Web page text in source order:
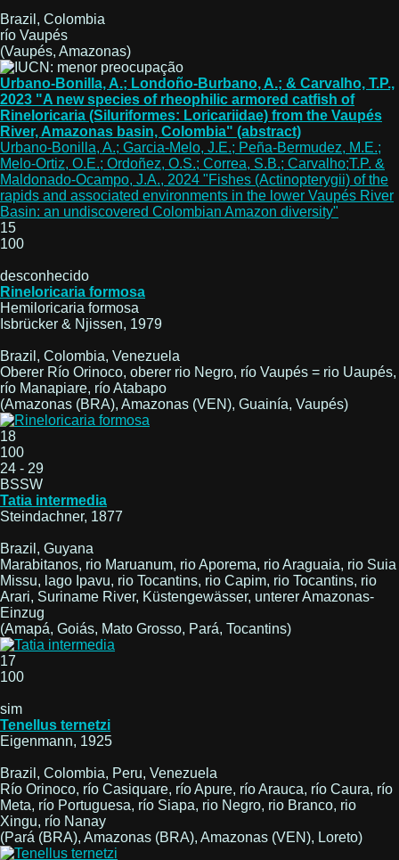
Brazil, Colombia
río Vaupés
(Vaupés, Amazonas)
Urbano-Bonilla, A.; Londoño-Burbano, A.; & Carvalho, T.P.,
2023 "A new species of rheophilic armored catfish of
Rineloricaria (Siluriformes: Loricariidae) from the Vaupés
River, Amazonas basin, Colombia" (abstract)
Urbano-Bonilla, A.; Garcia-Melo, J.E.; Peña-Bermudez, M.E.;
Melo-Ortiz, O.E.; Ordoñez, O.S.; Correa, S.B.; Carvalho;T.P. &
Maldonado-Ocampo, J.A., 2024 "Fishes (Actinopterygii) of the
rapids and associated environments in the lower Vaupés River
Basin: an undiscovered Colombian Amazon diversity"
15
100
desconhecido
Rineloricaria formosa
Hemiloricaria formosa
Isbrücker & Njissen, 1979
Brazil, Colombia, Venezuela
Oberer Río Orinoco, oberer rio Negro, río Vaupés = rio Uaupés,
río Manapiare, río Atabapo
(Amazonas (BRA), Amazonas (VEN), Guainía, Vaupés)
18
100
24 - 29
BSSW
Tatia intermedia
Steindachner, 1877
Brazil, Guyana
Marabitanos, rio Maruanum, rio Aporema, rio Araguaia, rio Suia
Missu, lago Ipavu, rio Tocantins, rio Capim, rio Tocantins, rio
Arari, Suriname River, Küstengewässer, unterer Amazonas-
Einzug
(Amapá, Goiás, Mato Grosso, Pará, Tocantins)
17
100
sim
Tenellus ternetzi
Eigenmann, 1925
Brazil, Colombia, Peru, Venezuela
Río Orinoco, río Casiquare, río Apure, río Arauca, río Caura, río
Meta, río Portuguesa, río Siapa, rio Negro, rio Branco, rio
Xingu, río Nanay
(Pará (BRA), Amazonas (BRA), Amazonas (VEN), Loreto)